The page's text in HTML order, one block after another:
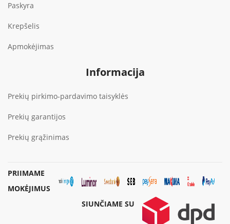
Paskyra
Krepšelis
Apmokėjimas
Informacija
Prekių pirkimo-pardavimo taisyklės
Prekių garantijos
Prekių grąžinimas
PRIIMAME
MOKĖJIMUS
SIUNČIAME SU